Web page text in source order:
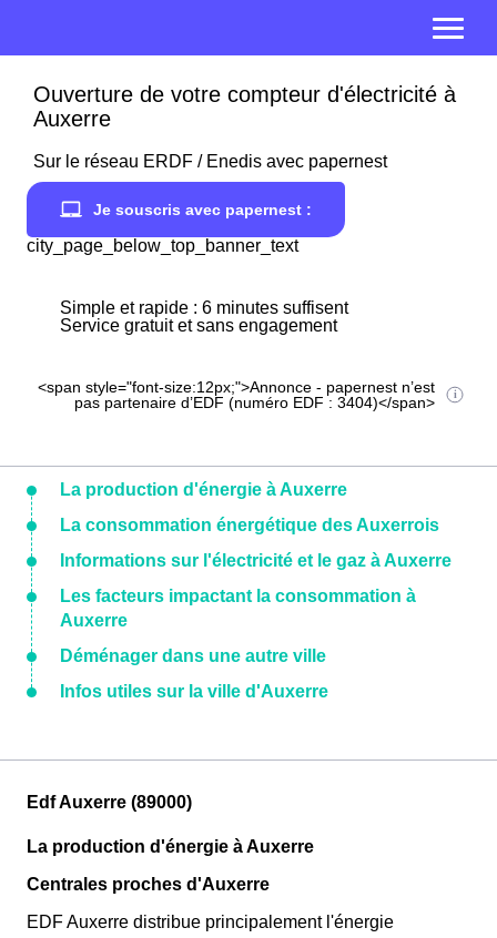
Ouverture de votre compteur d'électricité à
Auxerre
Sur le réseau ERDF / Enedis avec papernest
Je souscris avec papernest :
city_page_below_top_banner_text
Simple et rapide : 6 minutes suffisent
Service gratuit et sans engagement
<span style="font-size:12px;">Annonce - papernest n’est
pas partenaire d’EDF (numéro EDF : 3404)</span>
La production d'énergie à Auxerre
La consommation énergétique des Auxerrois
Informations sur l'électricité et le gaz à Auxerre
Les facteurs impactant la consommation à
Auxerre
Déménager dans une autre ville
Infos utiles sur la ville d'Auxerre
Edf Auxerre (89000)
La production d'énergie à Auxerre
Centrales proches d'Auxerre
EDF Auxerre distribue principalement l'énergie